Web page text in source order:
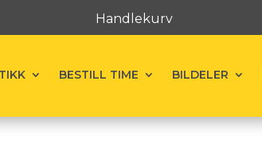
Handlekurv
BESTILL TIME BILDELER